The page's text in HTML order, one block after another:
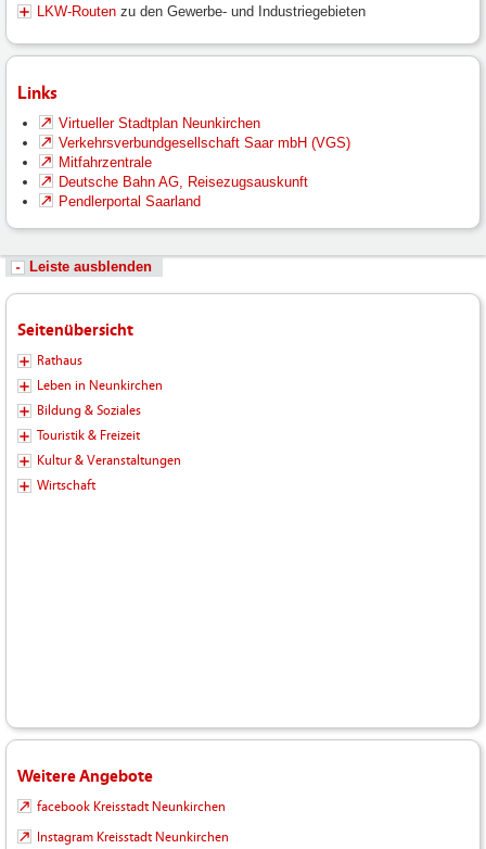
LKW-Routen zu den Gewerbe- und Industriegebieten
Links
Virtueller Stadtplan Neunkirchen
Verkehrsverbundgesellschaft Saar mbH (VGS)
Mitfahrzentrale
Deutsche Bahn AG, Reisezugsauskunft
Pendlerportal Saarland
Leiste ausblenden
Seitenübersicht
Rathaus
Leben in Neunkirchen
Bildung & Soziales
Touristik & Freizeit
Kultur & Veranstaltungen
Wirtschaft
Weitere Angebote
facebook Kreisstadt Neunkirchen
Instagram Kreisstadt Neunkirchen